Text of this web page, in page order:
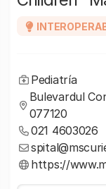
Pediatría
Bulevardul
077120
021 4603026
https://